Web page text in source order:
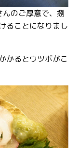
のご厚意で、捌
ることになりまし
かるとウツボがこ